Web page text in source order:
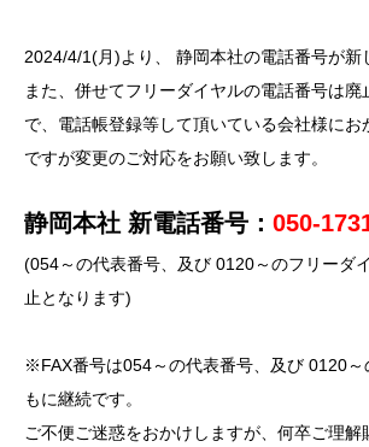
2024/4/1(月)より、 静岡本社の電話番号が新
また、併せてフリーダイヤルの電話番号は
で、電話帳登録等して頂いている会社様にお
ですが変更のご対応をお願い致します。
静岡本社 新電話番号： 050-
(054～の代表番号、及び 0120～のフリーダ
止となります)
※FAX番号は054～の代表番号、及び 0120～
もに継続です。
ご不便ご迷惑をおかけしますが、何卒ご理解